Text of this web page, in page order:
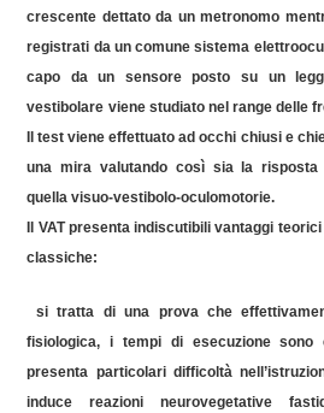
crescente dettato da un metronomo
registrati da un comune sistema
capo da un sensore posto su un
vestibolare viene studiato nel range delle
Il test viene effettuato ad occhi chiusi e
una mira valutando così sia la risposta
quellavisuo-vestibolo-oculomotorie.
Il VAT presenta indiscutibili vantaggi
classiche:
si tratta di una prova che
fisiologica, i tempi di esecuzione sono
presenta particolari difficoltà
induce reazioni neurovegetative